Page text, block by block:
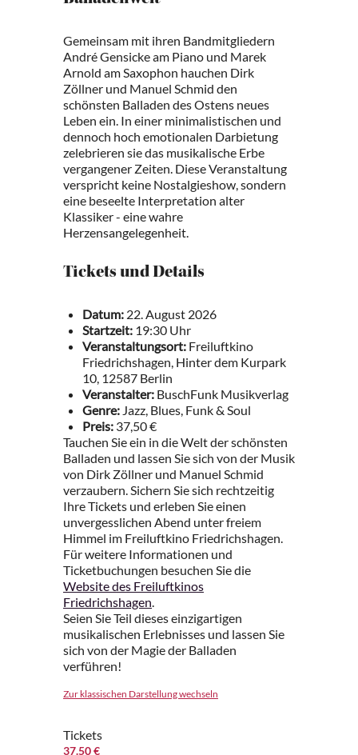
Gemeinsam mit ihren Bandmitgliedern
André Gensicke am Piano und Marek
Arnold am Saxophon hauchen Dirk
Zöllner und Manuel Schmid den
schönsten Balladen des Ostens neues
Leben ein. In einer minimalistischen und
dennoch hoch emotionalen Darbietung
zelebrieren sie das musikalische Erbe
vergangener Zeiten. Diese Veranstaltung
verspricht keine Nostalgieshow, sondern
eine beseelte Interpretation alter
Klassiker - eine wahre
Herzensangelegenheit.
Tickets und Details
Datum: 22. August 2026
Startzeit: 19:30 Uhr
Veranstaltungsort: Freiluftkino
Friedrichshagen, Hinter dem Kurpark
10, 12587 Berlin
Veranstalter: BuschFunk Musikverlag
Genre: Jazz, Blues, Funk & Soul
Preis: 37,50 €
Tauchen Sie ein in die Welt der schönsten
Balladen und lassen Sie sich von der Musik
von Dirk Zöllner und Manuel Schmid
verzaubern. Sichern Sie sich rechtzeitig
Ihre Tickets und erleben Sie einen
unvergesslichen Abend unter freiem
Himmel im Freiluftkino Friedrichshagen.
Für weitere Informationen und
Ticketbuchungen besuchen Sie die
Website des Freiluftkinos
Friedrichshagen.
Seien Sie Teil dieses einzigartigen
musikalischen Erlebnisses und lassen Sie
sich von der Magie der Balladen
verführen!
Zur klassischen Darstellung wechseln
Tickets
37.50 €